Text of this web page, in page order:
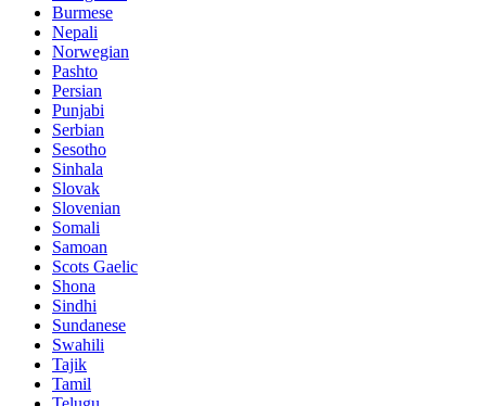
Burmese
Nepali
Norwegian
Pashto
Persian
Punjabi
Serbian
Sesotho
Sinhala
Slovak
Slovenian
Somali
Samoan
Scots Gaelic
Shona
Sindhi
Sundanese
Swahili
Tajik
Tamil